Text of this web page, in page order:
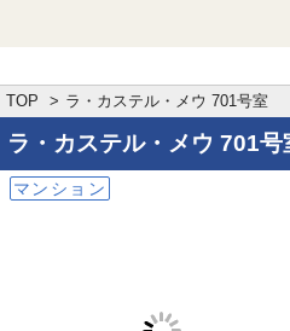
TOP ラ・カステル・メウ 701号室
ラ・カステル・メウ 701号
マンション